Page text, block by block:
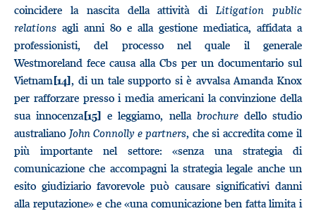
coincidere la nascita della attività diLitigation public
relations agli anni 80 e alla gestione mediatica, affidata a
professionisti, del processo nel quale il generale
Westmoreland fece causa alla Cbs per un documentario sul
Vietnam[14], di un tale supporto si è avvalsa Amanda Knox
per rafforzare presso i media americani la convinzione della
sua innocenza[15] e leggiamo, nella brochure dello studio
australiano John Connolly e partners, che si accredita come il
più importante nel settore: «senza una strategia di
comunicazione che accompagni la strategia legale anche un
esito giudiziario favorevole può causare significativi danni
alla reputazione» e che «una comunicazione ben fatta limita i